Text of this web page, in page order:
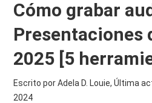
Cómo grabar
Presentaciones
2025 [5
Escrito por Adela D. Louie, Última
2024